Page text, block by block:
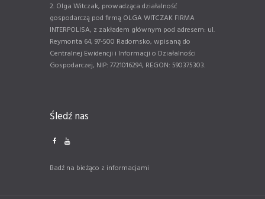
2. Olga Witczak, prowadząca działalność
gospodarczą pod firmą OLGA WITCZAK FIRMA
INTERPOLISA, z zakładem głównym pod adresem: ul.
Reymonta 64, 97-500 Radomsko, wpisaną do
Centralnej Ewidencji i Informacji o Działalności
Gospodarczej, NIP: 7721016294, REGON: 590375303.
Śledź nas
Badź na bieżąco z informacjami